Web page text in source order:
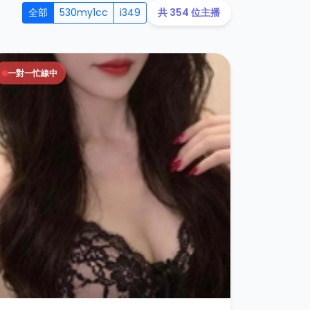
全部 530my1cc i349 共 354 位主播
一對一忙線中